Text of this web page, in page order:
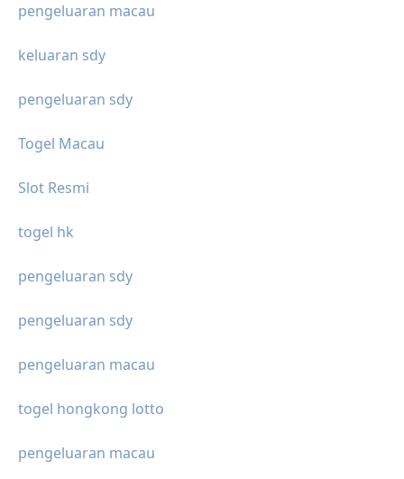
pengeluaran macau
keluaran sdy
pengeluaran sdy
Togel Macau
Slot Resmi
togel hk
pengeluaran sdy
pengeluaran sdy
pengeluaran macau
togel hongkong lotto
pengeluaran macau